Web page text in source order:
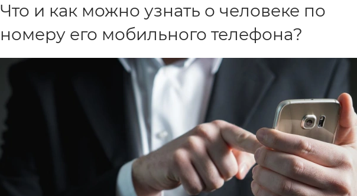
Что и как можно узнать о человеке по
номеру его мобильного телефона?